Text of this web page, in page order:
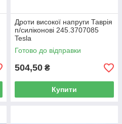
Дроти високої напруги Таврія
п/силіконові 245.3707085
Tesla
Готово до відправки
504,50 ₴
Купити